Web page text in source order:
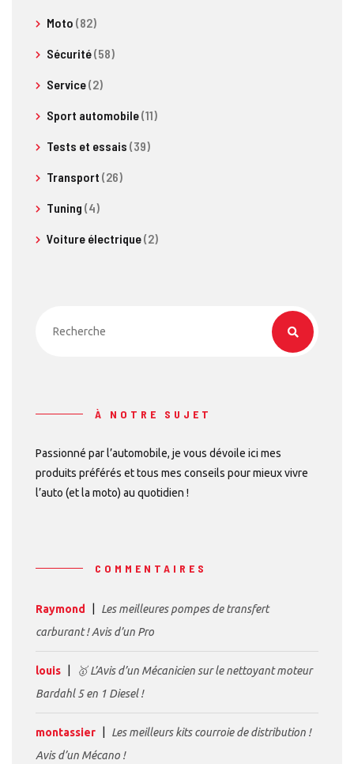
Moto (82)
Sécurité(58)
Service(2)
Sport automobile(11)
Tests et essais (39)
Transport (26)
Tuning (4)
Voiture électrique(2)
À NOTRE SUJET
Passionné par l’automobile, je vous dévoile ici mes
produits préférés et tous mes conseils pour mieux vivre
l’auto (et la moto) au quotidien !
COMMENTAIRES
Raymond
Les meilleures pompes de transfert
carburant ! Avis d’un Pro
louis
🥇 L’Avis d’un Mécanicien sur le nettoyant moteur
Bardahl 5 en 1 Diesel !
montassier
Les meilleurs kits courroie de distribution !
Avis d’un Mécano !